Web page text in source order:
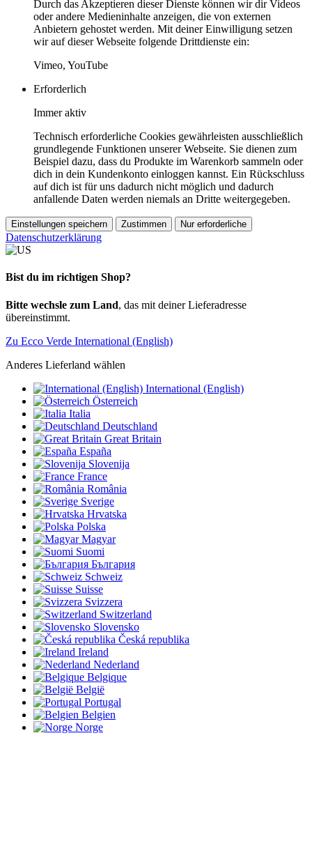
Durch das Akzeptieren dieser Dienste können wir dir Videos
oder andere Medieninhalte anzeigen, die von externen
Anbietern gehostet werden. Mit deiner Einwilligung setzen
wir auf dieser Webseite folgende Drittdienste ein:
Vimeo, YouTube
Erforderlich
Immer aktiv
Technisch erforderliche Cookies gewährleisten ausschließlich
grundlegende Funktionen unserer Webseite. Sie dienen zum
Beispiel dazu, dass du Produkte im Warenkorb sammeln oder
dich in dein Kundenkonto einloggen kannst. Ein Rückschluss
auf dich ist für uns dadurch nicht möglich und dadurch
anfallende Daten werden niemals an Dritte weitergegeben.
Einstellungen speichern Zustimmen Nur erforderliche
Datenschutzerklärung
Bist du im richtigen Shop?
Bitte wechsle zum Land, das mit deiner Lieferadresse
übereinstimmt.
Zu Ecco Verde International (English)
Anderes Lieferland wählen
International (English)
Österreich
Italia
Deutschland
Great Britain
España
Slovenija
France
România
Sverige
Hrvatska
Polska
Magyar
Suomi
България
Schweiz
Suisse
Svizzera
Switzerland
Slovensko
Česká republika
Ireland
Nederland
Belgique
België
Portugal
Belgien
Norge